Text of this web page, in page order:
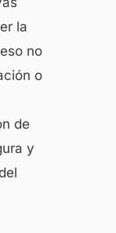
la
no
o
de
y